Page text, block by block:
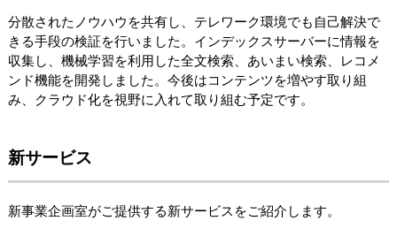
分散されたノウハウを共有し、テレワーク環境でも自己解決で
きる手段の検証を行いました。インデックスサーバーに情報を
収集し、機械学習を利用した全文検索、あいまい検索、レコメ
ンド機能を開発しました。今後はコンテンツを増やす取り組
み、クラウド化を視野に入れて取り組む予定です。
新サービス
新事業企画室がご提供する新サービスをご紹介します。